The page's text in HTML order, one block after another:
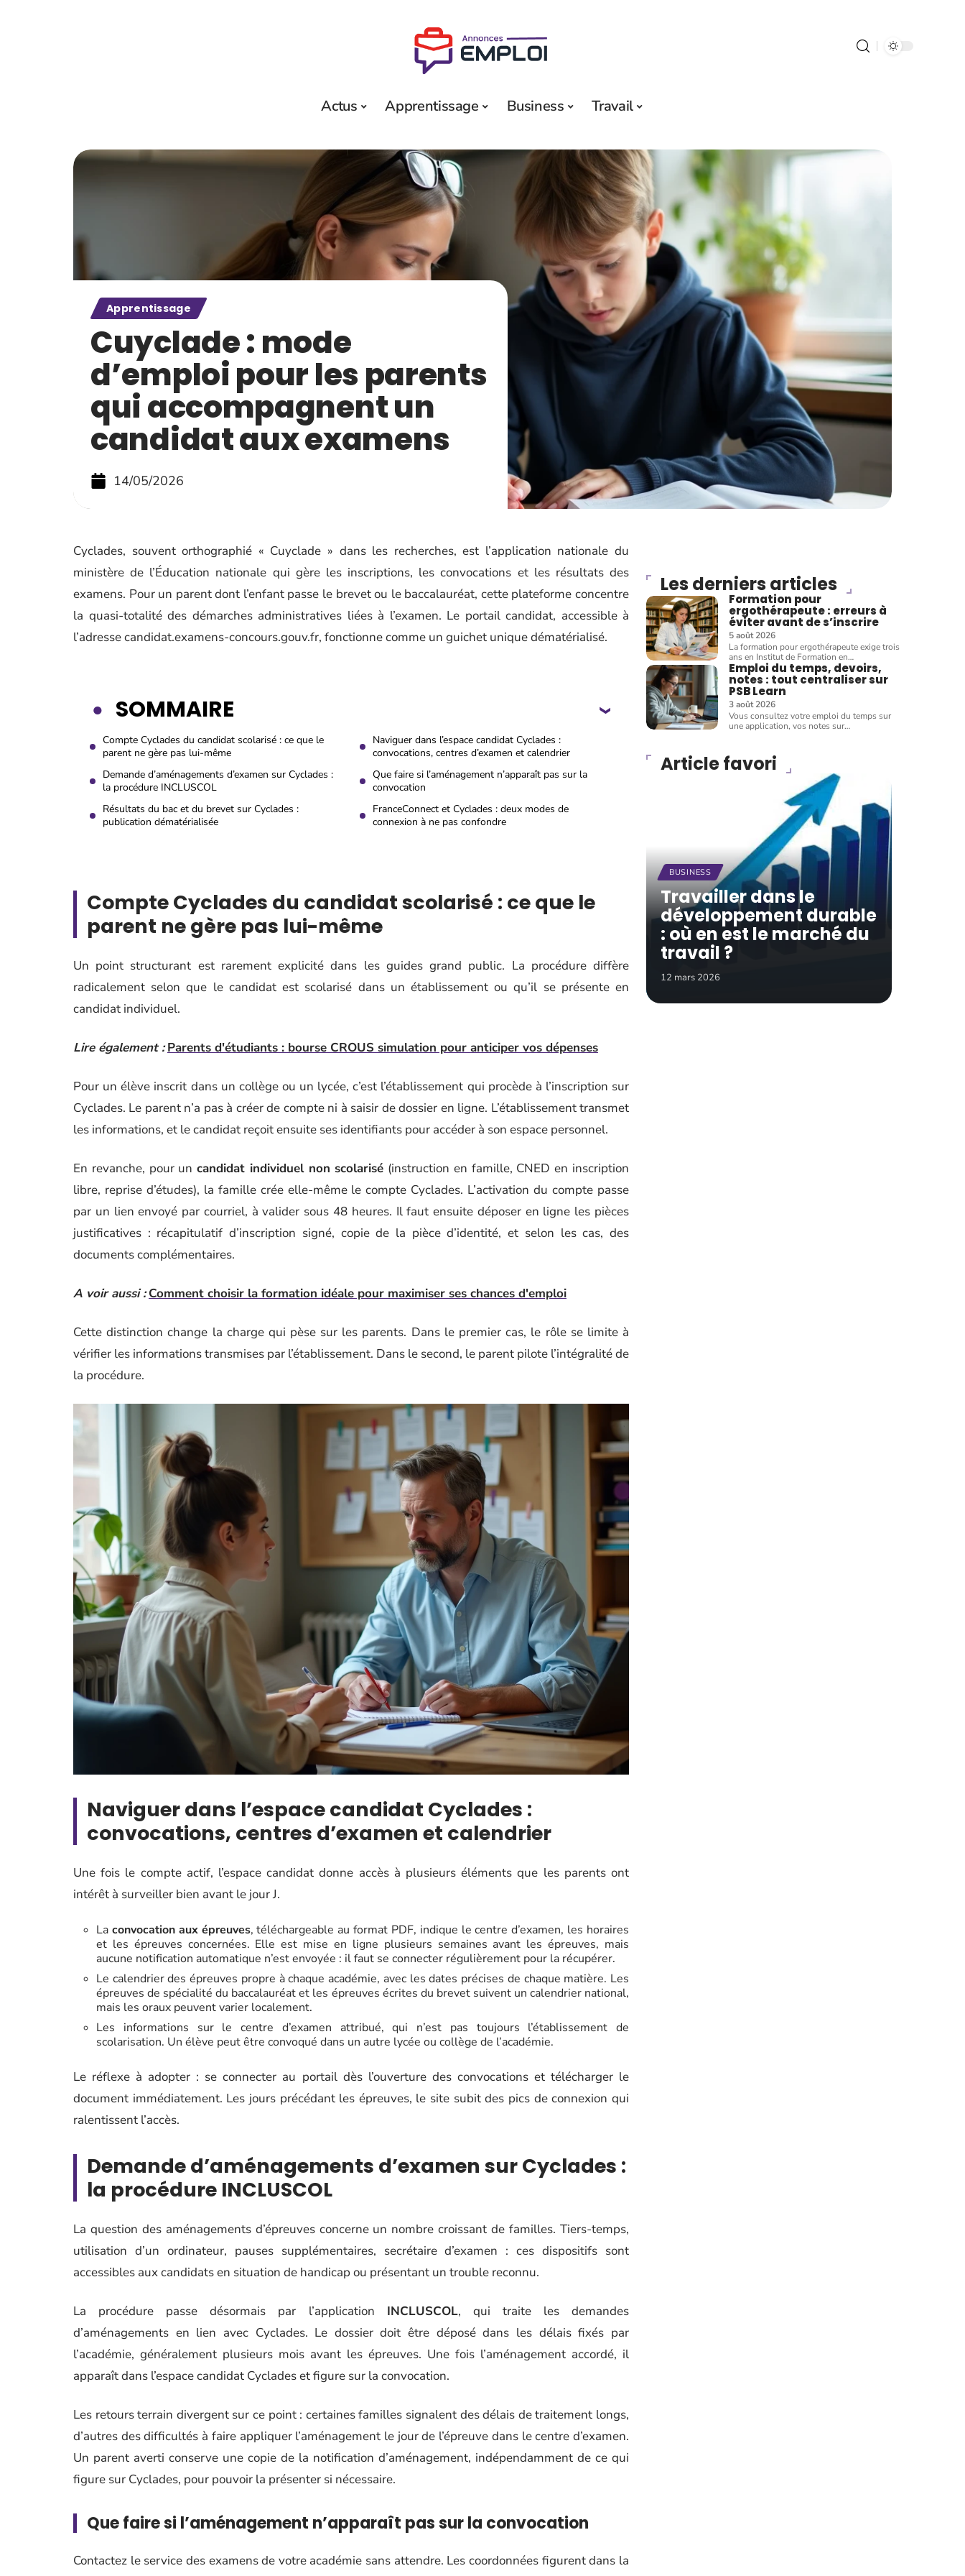
Actus Apprentissage Business Travail
Apprentissage
Cuyclade : mode
d’emploi pour les parents
qui accompagnent un
candidat aux examens
14/05/2026
Cyclades, souvent orthographié « Cuyclade » dans les recherches, est l’application nationale du
ministère de l’Éducation nationale qui gère les inscriptions, les convocations et les résultats des
examens. Pour un parent dont l’enfant passe le brevet ou le baccalauréat, cette plateforme concentre
la quasi-totalité des démarches administratives liées à l’examen. Le portail candidat, accessible à
l’adresse candidat.examens-concours.gouv.fr, fonctionne comme un guichet unique dématérialisé.
SOMMAIRE
Compte Cyclades du candidat scolarisé : ce que le
parent ne gère pas lui-même
Naviguer dans l’espace candidat Cyclades :
convocations, centres d’examen et calendrier
Demande d’aménagements d’examen sur Cyclades :
la procédure INCLUSCOL
Que faire si l’aménagement n’apparaît pas sur la
convocation
Résultats du bac et du brevet sur Cyclades :
publication dématérialisée
FranceConnect et Cyclades : deux modes de
connexion à ne pas confondre
Compte Cyclades du candidat scolarisé : ce que le
parent ne gère pas lui-même
Un point structurant est rarement explicité dans les guides grand public. La procédure diffère
radicalement selon que le candidat est scolarisé dans un établissement ou qu’il se présente en
candidat individuel.
Lire également : Parents d'étudiants : bourse CROUS simulation pour anticiper vos dépenses
Pour un élève inscrit dans un collège ou un lycée, c’est l’établissement qui procède à l’inscription sur
Cyclades. Le parent n’a pas à créer de compte ni à saisir de dossier en ligne. L’établissement transmet
les informations, et le candidat reçoit ensuite ses identifiants pour accéder à son espace personnel.
En revanche, pour uncandidat individuel non scolarisé (instruction en famille, CNED en inscription
libre, reprise d’études), la famille crée elle-même le compte Cyclades. L’activation du compte passe
par un lien envoyé par courriel, à valider sous 48 heures. Il faut ensuite déposer en ligne les pièces
justificatives : récapitulatif d’inscription signé, copie de la pièce d’identité, et selon les cas, des
documents complémentaires.
A voir aussi : Comment choisir la formation idéale pour maximiser ses chances d'emploi
Cette distinction change la charge qui pèse sur les parents. Dans le premier cas, le rôle se limite à
vérifier les informations transmises par l’établissement. Dans le second, le parent pilote l’intégralité de
la procédure.
Naviguer dans l’espace candidat Cyclades :
convocations, centres d’examen et calendrier
Une fois le compte actif, l’espace candidat donne accès à plusieurs éléments que les parents ont
intérêt à surveiller bien avant le jour J.
La convocation aux épreuves, téléchargeable au format PDF, indique le centre d’examen, les horaires
et les épreuves concernées. Elle est mise en ligne plusieurs semaines avant les épreuves, mais
aucune notification automatique n’est envoyée : il faut se connecter régulièrement pour la récupérer.
Le calendrier des épreuves propre à chaque académie, avec les dates précises de chaque matière. Les
épreuves de spécialité du baccalauréat et les épreuves écrites du brevet suivent un calendrier national,
mais les oraux peuvent varier localement.
Les informations sur le centre d’examen attribué, qui n’est pas toujours l’établissement de
scolarisation. Un élève peut être convoqué dans un autre lycée ou collège de l’académie.
Le réflexe à adopter : se connecter au portail dès l’ouverture des convocations et télécharger le
document immédiatement. Les jours précédant les épreuves, le site subit des pics de connexion qui
ralentissent l’accès.
Demande d’aménagements d’examen sur Cyclades :
la procédure INCLUSCOL
La question des aménagements d’épreuves concerne un nombre croissant de familles. Tiers-temps,
utilisation d’un ordinateur, pauses supplémentaires, secrétaire d’examen : ces dispositifs sont
accessibles aux candidats en situation de handicap ou présentant un trouble reconnu.
La procédure passe désormais par l’application INCLUSCOL, qui traite les demandes
d’aménagements en lien avec Cyclades. Le dossier doit être déposé dans les délais fixés par
l’académie, généralement plusieurs mois avant les épreuves. Une fois l’aménagement accordé, il
apparaît dans l’espace candidat Cyclades et figure sur la convocation.
Les retours terrain divergent sur ce point : certaines familles signalent des délais de traitement longs,
d’autres des difficultés à faire appliquer l’aménagement le jour de l’épreuve dans le centre d’examen.
Un parent averti conserve une copie de la notification d’aménagement, indépendamment de ce qui
figure sur Cyclades, pour pouvoir la présenter si nécessaire.
Que faire si l’aménagement n’apparaît pas sur la convocation
Contactez le service des examens de votre académie sans attendre. Les coordonnées figurent dans la
Les derniers articles
Formation pour
ergothérapeute : erreurs à
éviter avant de s’inscrire
5 août 2026
La formation pour ergothérapeute exige trois
ans en Institut de Formation en…
Emploi du temps, devoirs,
notes : tout centraliser sur
PSB Learn
3 août 2026
Vous consultez votre emploi du temps sur
une application, vos notes sur…
Article favori
BUSINESS
Travailler dans le
développement durable
: où en est le marché du
travail ?
12 mars 2026